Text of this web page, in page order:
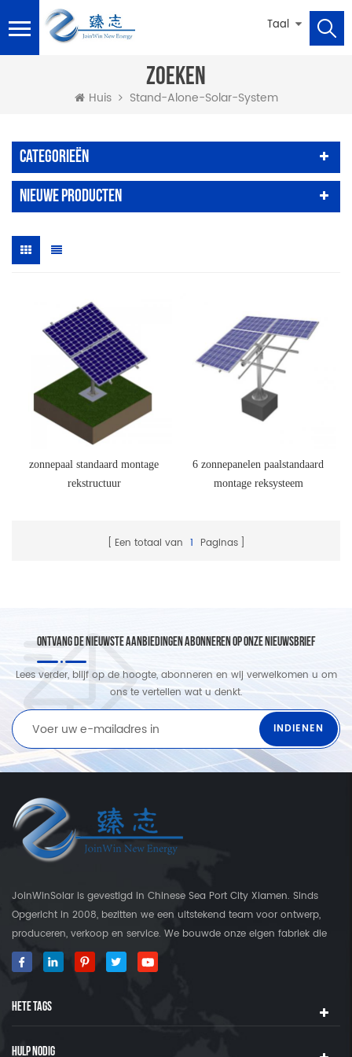
Taal
ZOEKEN
Huis Stand-Alone-Solar-System
Categorieën
Nieuwe Producten
zonnepaal standaard montage
rekstructuur
6 zonnepanelen paalstandaard
montage reksysteem
Een totaal van 1 Paginas
ONTVANG DE NIEUWSTE AANBIEDINGEN ABONNEREN OP ONZE NIEUWSBRIEF
Lees verder, blijf op de hoogte, abonneren en wij verwelkomen u om
ons te vertellen wat u denkt.
JoinWinSolar is gevestigd in Chinese Sea Port City Xiamen. Sinds
Opgericht in 2008, bezitten we een uitstekend team voor ontwerp,
produceren, verkoop en service. We bouwde onze eigen fabriek die
meer is dan 3000 Square's land. Als wereldwijde leverancier in Solar
Mounting Brackets, JoinWinSolar heeft toegevoegde waarde voor
Producten omvatten het volgende: 1, metalen
dakzaalmontagesystemen en -accessoires 2, tegel Dak
zonnebevestigingssystemen en accessoires 3, Concrete platte
HETE TAGS
HULP NODIG